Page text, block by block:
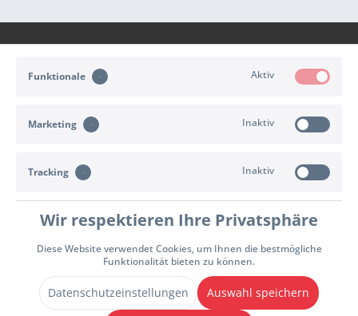
INFORMATIONEN
Cookie-Einstellungen Widerrufsrecht Versand- und Zahlungsbedingungen
Impressum Datenschutzhinweise
Vertrag widerrufen
Funktionale Aktiv
Marketing Inaktiv
Tracking Inaktiv
Wir respektieren Ihre Privatsphäre
Diese Website verwendet Cookies, um Ihnen die bestmögliche
Funktionalität bieten zu können.
Datenschutzeinstellungen Auswahl speichern